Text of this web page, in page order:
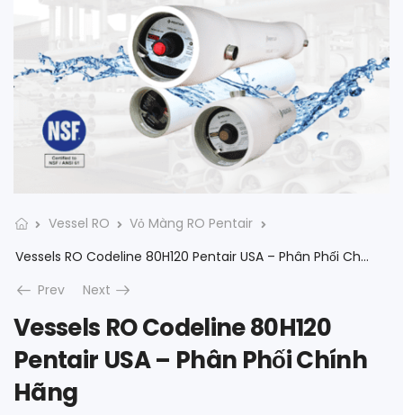
Vessel RO
Vỏ Màng RO Pentair
Vessels RO Codeline 80H120 Pentair USA – Phân Phối Chính Hãng
Prev
Next
Vessels RO Codeline 80H120
Pentair USA – Phân Phối Chính
Hãng